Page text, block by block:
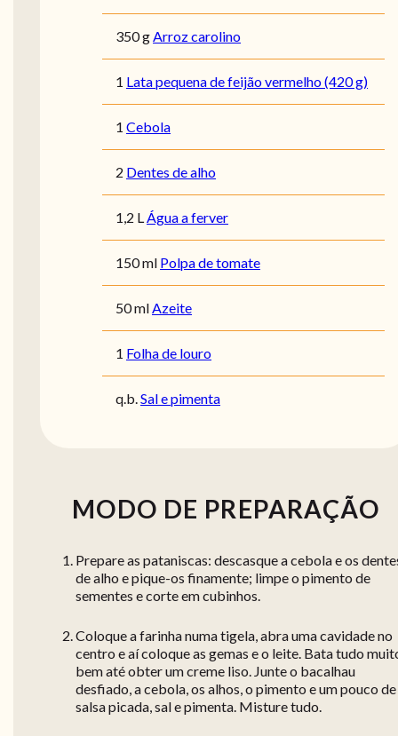
350 g Arroz carolino
1 Lata pequena de feijão vermelho (420 g)
1 Cebola
2 Dentes de alho
1,2 L Água a ferver
150 ml Polpa de tomate
50 ml Azeite
1 Folha de louro
q.b. Sal e pimenta
MODO DE PREPARAÇÃO
Prepare as pataniscas: descasque a cebola e os
de alho e pique-os finamente; limpe o pimento de
sementes e corte em cubinhos.
Coloque a farinha numa tigela, abra uma cavidade no
centro e aí coloque as gemas e o leite. Bata tudo
bem até obter um creme liso. Junte o bacalhau
desfiado, a cebola, os alhos, o pimento e um pouco de
salsa picada, sal e pimenta. Misture tudo.